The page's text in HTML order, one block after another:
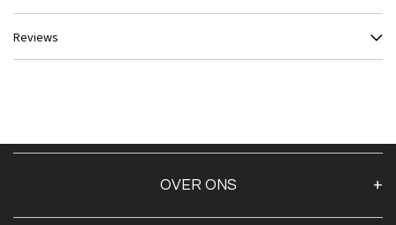
Reviews
OVER ONS